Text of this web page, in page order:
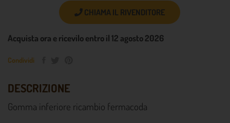
CHIAMA IL RIVENDITORE
Acquista ora e ricevilo entro il 12 agosto 2026
Condividi
DESCRIZIONE
Gomma inferiore ricambio fermacoda